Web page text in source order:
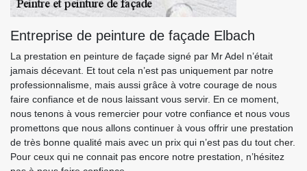
Entreprise de peinture de façade Elbach
La prestation en peinture de façade signé par Mr Adel n’était
jamais décevant. Et tout cela n’est pas uniquement par notre
professionnalisme, mais aussi grâce à votre courage de nous
faire confiance et de nous laissant vous servir. En ce moment,
nous tenons à vous remercier pour votre confiance et nous vous
promettons que nous allons continuer à vous offrir une prestation
de très bonne qualité mais avec un prix qui n’est pas du tout cher.
Pour ceux qui ne connait pas encore notre prestation, n’hésitez